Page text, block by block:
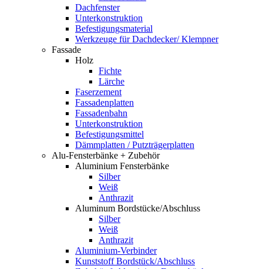
Dachfenster
Unterkonstruktion
Befestigungsmaterial
Werkzeuge für Dachdecker/ Klempner
Fassade
Holz
Fichte
Lärche
Faserzement
Fassadenplatten
Fassadenbahn
Unterkonstruktion
Befestigungsmittel
Dämmplatten / Putzträgerplatten
Alu-Fensterbänke + Zubehör
Aluminium Fensterbänke
Silber
Weiß
Anthrazit
Aluminum Bordstücke/Abschluss
Silber
Weiß
Anthrazit
Aluminium-Verbinder
Kunststoff Bordstück/Abschluss